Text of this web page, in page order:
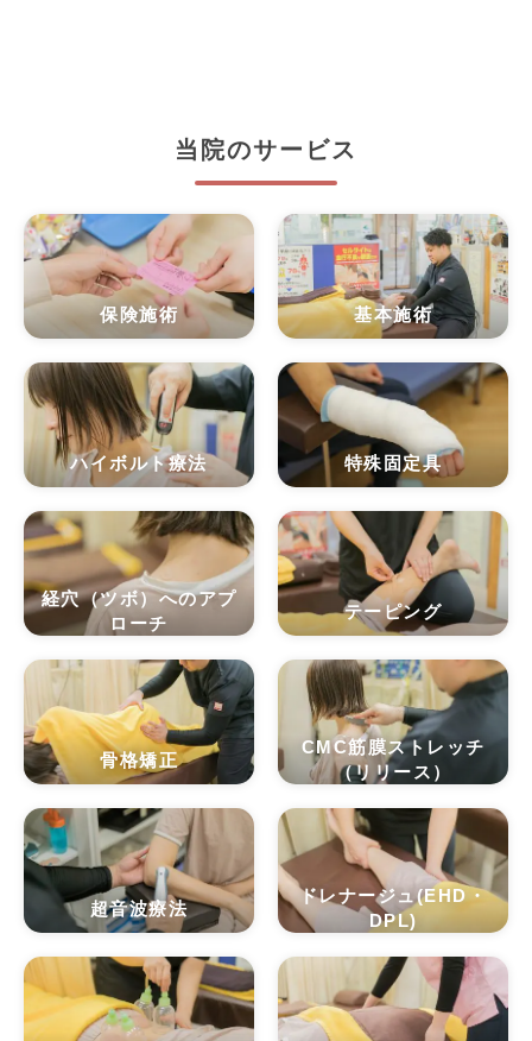
当院のサービス
保険施術 基本施術
ハイボルト療法 特殊固定具
経穴（ツボ）へのアプ
ローチ
テーピング
骨格矯正
CMC筋膜ストレッチ
（リリース）
超音波療法
ドレナージュ(EHD・
DPL)